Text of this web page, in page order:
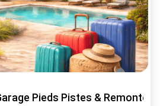
Pieds Pistes &